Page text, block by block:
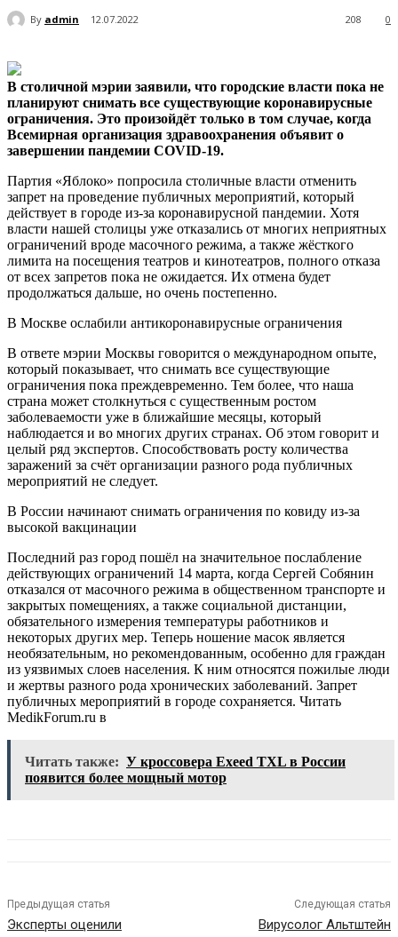
By admin 12.07.2022 0
208
В столичной мэрии заявили, что городские власти пока не
планируют снимать все существующие коронавирусные
ограничения. Это произойдёт только в том случае, когда
Всемирная организация здравоохранения объявит о
завершении пандемии COVID-19.
Партия «Яблоко» попросила столичные власти отменить
запрет на проведение публичных мероприятий, который
действует в городе из-за коронавирусной пандемии. Хотя
власти нашей столицы уже отказались от многих неприятных
ограничений вроде масочного режима, а также жёсткого
лимита на посещения театров и кинотеатров, полного отказа
от всех запретов пока не ожидается. Их отменa будет
продолжаться дальше, но очень постепенно.
В Москве ослабили антикоронавирусные ограничения
В ответе мэрии Москвы говорится о международном опыте,
который показывает, что снимать все существующие
ограничения пока преждевременно. Тем более, что наша
страна может столкнуться с существенным ростом
заболеваемости уже в ближайшие месяцы, который
наблюдается и во многих других странах. Об этом говорит и
целый ряд экспертов. Способствовать росту количества
заражений за счёт организации разного рода публичных
мероприятий не следует.
В России начинают снимать ограничения по ковиду из-за
высокой вакцинации
Последний раз город пошёл на значительное послабление
действующих ограничений 14 марта, когда Сергей Собянин
отказался от масочного режима в общественном транспорте и
закрытых помещениях, а также социальной дистанции,
обязательного измерения температуры работников и
некоторых других мер. Теперь ношение масок является
необязательным, но рекомендованным, особенно для граждан
из уязвимых слоев населения. К ним относятся пожилые люди
и жертвы разного рода хронических заболеваний. Запрет
публичных мероприятий в городе сохраняется. Читать
MedikForum.ru в
Читать также: У кроссовера Exeed TXL в России
появится более мощный мотор
Предыдущая статья
Эксперты оценили
Следующая статья
Вирусолог Альтштейн